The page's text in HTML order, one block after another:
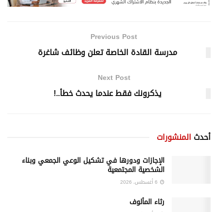
Previous Post
مدرسة القادة الخاصة تعلن وظائف شاغرة
Next Post
يذكرونك فقط عندما يحدث خطأ..!
أحدث المنشورات
الإجازات ودورها في تشكيل الوعي الجمعي وبناء
الشخصية المجتمعية
رثاء المألوف